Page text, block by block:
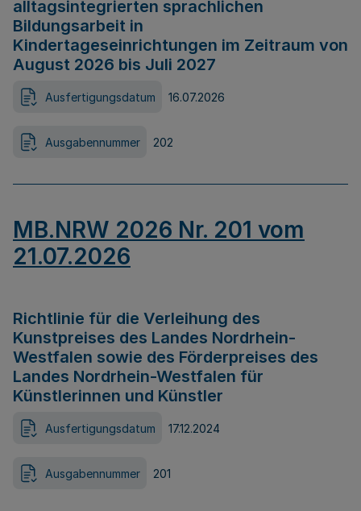
alltagsintegrierten sprachlichen
Bildungsarbeit in
Kindertageseinrichtungen im Zeitraum von
August 2026 bis Juli 2027
Ausfertigungsdatum 16.07.2026
Ausgabennummer 202
MB.NRW 2026 Nr. 201 vom
21.07.2026
Richtlinie für die Verleihung des
Kunstpreises des Landes Nordrhein-
Westfalen sowie des Förderpreises des
Landes Nordrhein-Westfalen für
Künstlerinnen und Künstler
Ausfertigungsdatum 17.12.2024
Ausgabennummer 201